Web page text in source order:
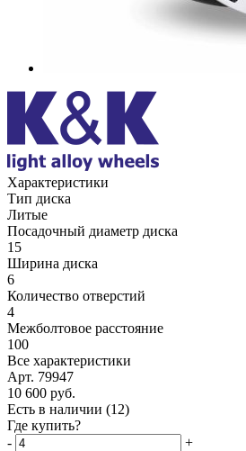
Характеристики
Тип диска
Литые
Посадочный диаметр диска
15
Ширина диска
6
Количество отверстий
4
Межболтовое расстояние
100
Все характеристики
Арт. 79947
10 600 руб.
Есть в наличии (12)
Где купить?
-
+